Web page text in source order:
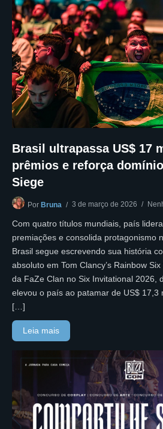
Brasil ultrapassa US$ 17
prêmios e reforça
Siege
Por Bruna 3 de março de 2026
Com quatro títulos mundiais, país
premiações e consolida protagonismo
Brasil segue escrevendo sua história
absoluto em Tom Clancy’s Rainbow
da FaZe Clan no Six Invitational 2026,
elevou o país ao patamar de US$ 17,3
[…]
Leia mais